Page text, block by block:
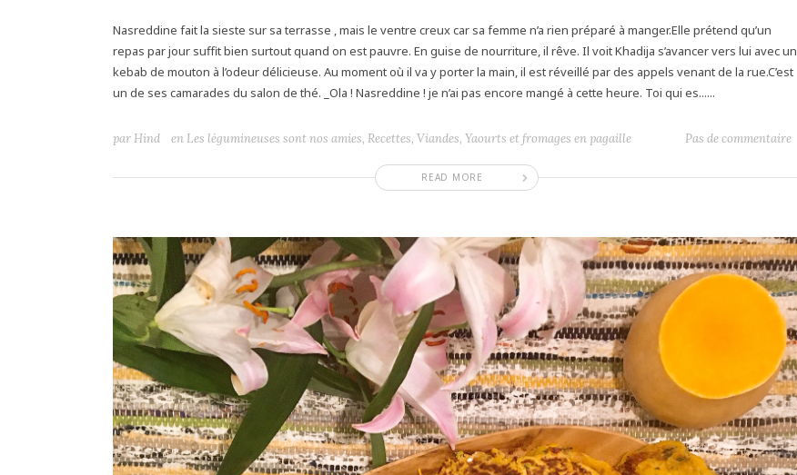
Nasreddine fait la sieste sur sa terrasse , mais le ventre creux car sa femme n’a rien préparé à manger.Elle prétend qu’un
repas par jour suffit bien surtout quand on est pauvre. En guise de nourriture, il rêve. Il voit Khadija s’avancer vers lui avec un
kebab de mouton à l’odeur délicieuse. Au moment où il va y porter la main, il est réveillé par des appels venant de la rue.C’est
un de ses camarades du salon de thé. _Ola ! Nasreddine ! je n’ai pas encore mangé à cette heure. Toi qui es......
READ MORE
par Hind en Les légumineuses sont nos amies, Recettes, Viandes, Yaourts et fromages en pagaille Pas de commentaire